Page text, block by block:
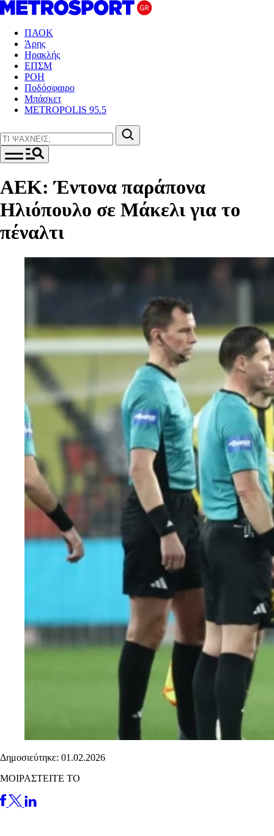
ΠΑΟΚ
Άρης
Ηρακλής
ΕΠΣΜ
ΡΟΗ
Ποδόσφαιρο
Μπάσκετ
METROPOLIS 95.5
ΑΕΚ: Έντονα παράπονα
Ηλιόπουλο σε Μάκελι για το
πέναλτι
Δημοσιεύτηκε: 01.02.2026
ΜΟΙΡΑΣΤΕΙΤΕ ΤΟ